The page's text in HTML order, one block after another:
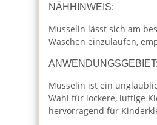
NÄHHINWEIS:
Musselin lässt sich am
Waschen einzulaufen,
ANWENDUNGSGEBIET:
Musselin ist ein
Wahl für lockere, luftige
hervorragend für